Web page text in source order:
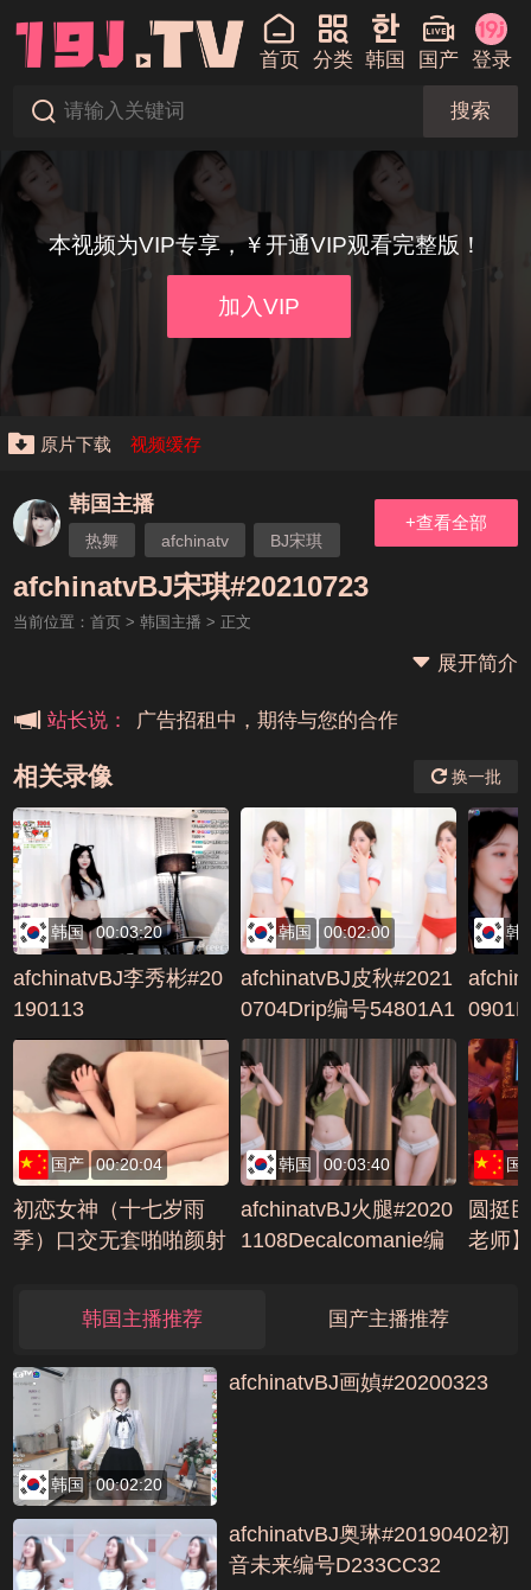
首页 分类 韩国 国产 登录
搜索
本视频为VIP专享，￥开通VIP观看完整版！
加入VIP
原片下载 视频缓存
韩国主播
热舞 afchinatv BJ宋琪
+查看全部
afchinatvBJ宋琪#20210723
当前位置： 首页> 韩国主播 > 正文
展开简介
站长说：
本站大事件(19j网站发展历程)
广告招租中，期待与您的合作
相关录像 换一批
韩国 00:03:20
afchinatvBJ李秀彬#20
190113
韩国 00:02:00
afchinatvBJ皮秋#2021
0704Drip编号54801A1
7
韩
国产 00:20:04
初恋女神（十七岁雨
季）口交无套啪啪颜射
韩国 00:03:40
afchinatvBJ火腿#2020
1108Decalcomanie编
国
圆挺
老师
韩国主播推荐 国产主播推荐
韩国 00:02:20
afchinatvBJ画媜#20200323
afchinatvBJ奥琳#20190402初
音未来编号D233CC32